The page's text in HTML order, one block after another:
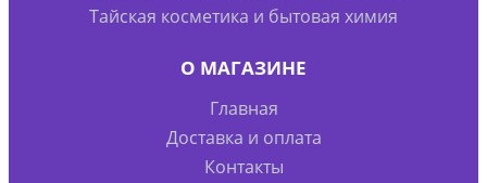
Тайская косметика и бытовая химия
О МАГАЗИНЕ
Главная
Доставка и оплата
Контакты